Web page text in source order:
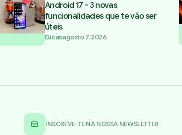
Android 17 - 3 novas
funcionalidades que te vão ser
úteis
Dicasagosto 7, 2026
INSCREVE-TE NA NOSSA NEWSLETTER